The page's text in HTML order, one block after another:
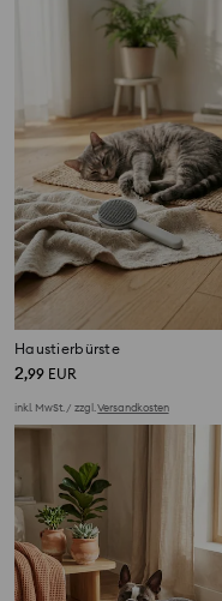
Haustierbürste
2,99 EUR
inkl. MwSt. / zzgl.Versandkosten